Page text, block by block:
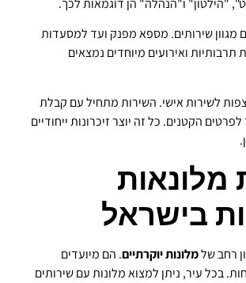
"הילטון" ו"הנהלה" הן דוגמאות לכך.
מגוון שירותים. מספא מפנק ועד למסעדות
תרבותיות ואירועים מיוחדים נמצאים
לשירות אישי. השירות מתחיל עם קבלת
הקטנים. כל זה יוצר זיכרונות ייחודיים
מלונאות
בישראל
רחב שלמלונות יוקרתיים. הם מיועדים
בכל עיר, ניתן למצוא מלונות עם שירותים